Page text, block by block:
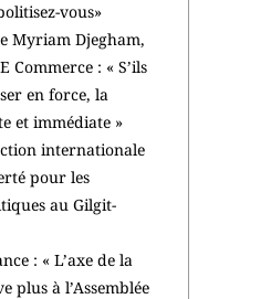
vous»
Myriam Djegham,
Commerce : « S’ils
en force, la
et immédiate »
internationale
pour les
au Gilgit-
: « L’axe de la
plus à l’Assemblée